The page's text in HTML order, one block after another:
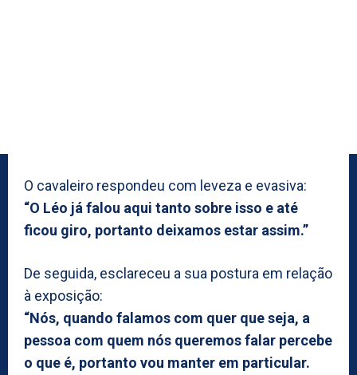
O cavaleiro respondeu com leveza e evasiva:
“O Léo já falou aqui tanto sobre isso e até
ficou giro, portanto deixamos estar assim.”
De seguida, esclareceu a sua postura em relação
à exposição:
“Nós, quando falamos com quer que seja, a
pessoa com quem nós queremos falar percebe
o que é, portanto vou manter em particular.